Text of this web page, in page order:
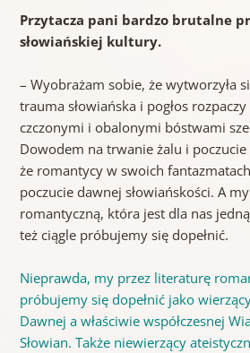
Przytacza pani bardzo brutalne
słowiańskiej kultury.
– Wyobrażam sobie, że wytworzyła
trauma słowiańska i pogłos rozpaczy
czczonymi i obalonymi bóstwami
Dowodem na trwanie żalu i poczucie
że romantycy w swoich
poczucie dawnej słowiańskości. A
romantyczną, która jest dla nas
też ciągle próbujemy się dopełnić.
Nieprawda, my przez literaturę
próbujemy się dopełnić jako
Dawnej a właściwie współczesnej
Słowian. Także niewierzący